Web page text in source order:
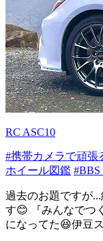
RC ASC10
#携帯カメラで頑張
ホイール図鑑
過去のお題ですが
す😊 『みんなでつ
になってた😆伊豆